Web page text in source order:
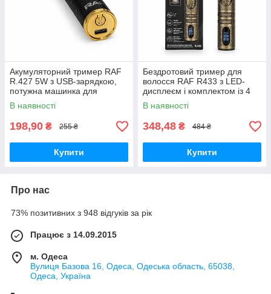
Акумуляторний тример RAF
R.427 5W з USB-зарядкою,
потужна машинка для
стриження
В наявності
198,90 ₴ 255 ₴
Купити
Бездротовий тример для
волосся RAF R433 з LED-
дисплеєм і комплектом із 4
насадок
В наявності
348,48 ₴ 484 ₴
Купити
Про нас
73% позитивних з 948 відгуків за рік
Працює з 14.09.2015
м. Одеса
Вулиця Базова 16, Одеса, Одеська область, 65038,
Одеса, Україна